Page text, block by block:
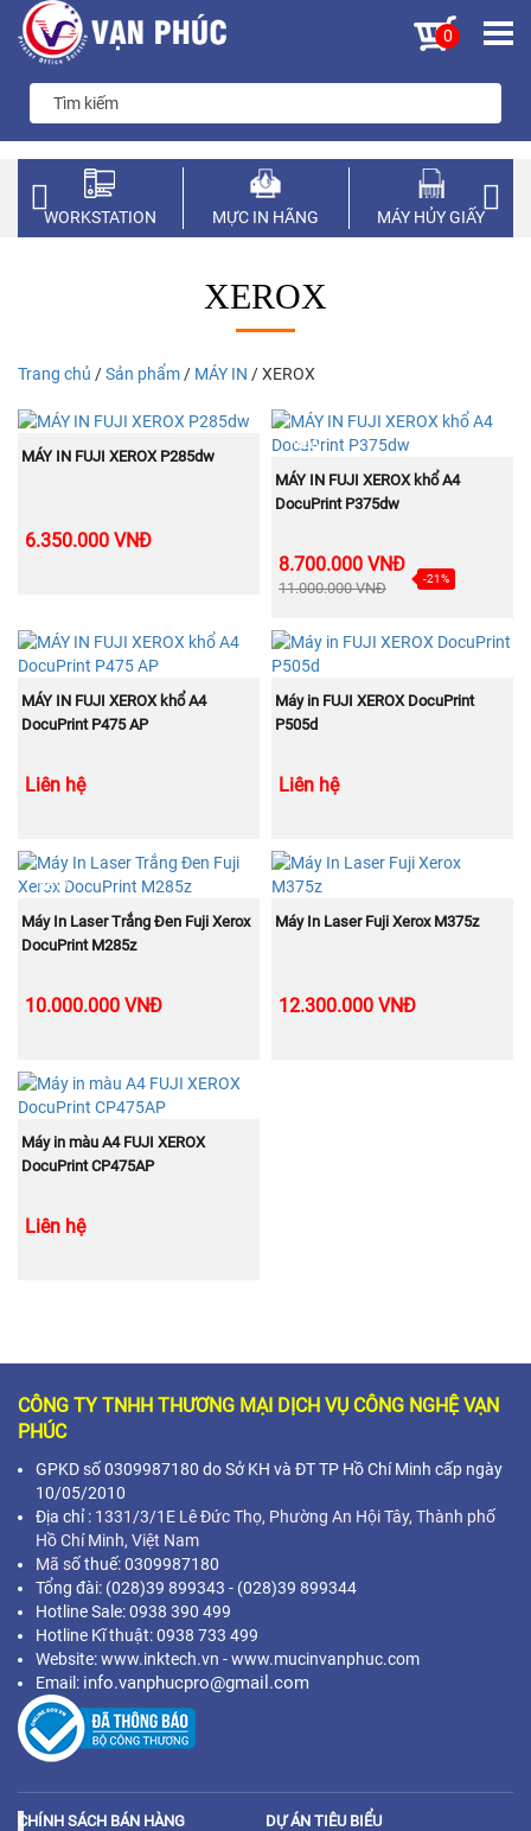
0
WORKSTATION MỰC IN HÃNG MÁY HỦY GIẤY
XEROX
Trang chủ /Sản phẩm / MÁY IN / XEROX
MUA NGAY
MÁY IN FUJI XEROX P285dw
6.350.000 VNĐ
NEW
MUA NGAY
MÁY IN FUJI XEROX khổ A4
DocuPrint P375dw
8.700.000 VNĐ
11.000.000 VNĐ
-21%
MUA NGAY
MÁY IN FUJI XEROX khổ A4
DocuPrint P475 AP
Liên hệ
MUA NGAY
Máy in FUJI XEROX DocuPrint
P505d
Liên hệ
NEW
MUA NGAY
Máy In Laser Trắng Đen Fuji Xerox
DocuPrint M285z
10.000.000 VNĐ
MUA NGAY
Máy In Laser Fuji Xerox M375z
12.300.000 VNĐ
MUA NGAY
Máy in màu A4 FUJI XEROX
DocuPrint CP475AP
Liên hệ
CÔNG TY TNHH THƯƠNG MẠI DỊCH VỤ CÔNG NGHỆ VẠN
PHÚC
GPKD số 0309987180 do Sở KH và ĐT TP Hồ Chí Minh cấp ngày
10/05/2010
Địa chỉ : 1331/3/1E Lê Đức Thọ, Phường An Hội Tây, Thành phố
Hồ Chí Minh, Việt Nam
Mã số thuế: 0309987180
Tổng đài: (028)39 899343 - (028)39 899344
Hotline Sale: 0938 390 499
Hotline Kĩ thuật: 0938 733 499
Website: www.inktech.vn - www.mucinvanphuc.com
Email: info.vanphucpro@gmail.com
CHÍNH SÁCH BÁN HÀNG DỰ ÁN TIÊU BIỂU